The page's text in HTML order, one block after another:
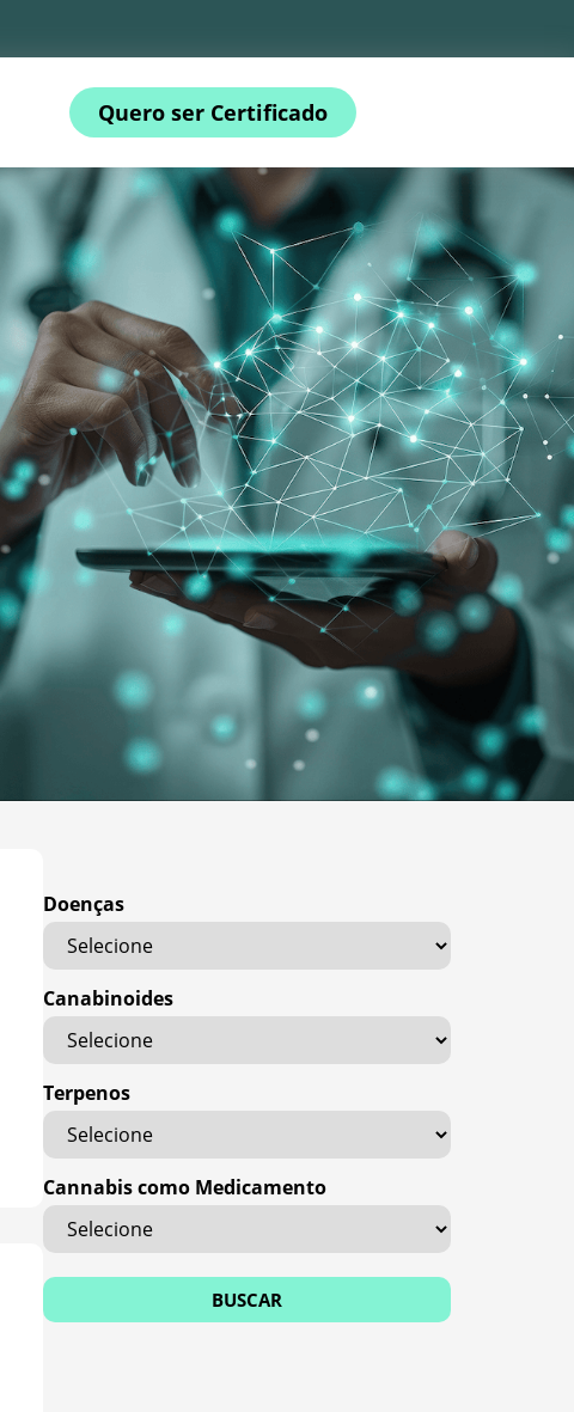
Quero ser Certificado
Doenças
Canabinoides
Terpenos
Cannabis como Medicamento